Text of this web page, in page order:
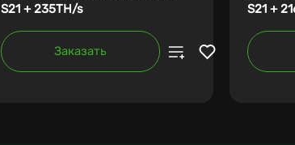
S21 + 235TH/s
Заказать
S21 +